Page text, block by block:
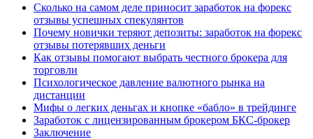
Сколько на самом деле приносит заработок на форекс
отзывы успешных спекулянтов
Почему новички теряют депозиты: заработок на форекс
отзывы потерявших деньги
Как отзывы помогают выбрать честного брокера для
торговли
Психологическое давление валютного рынка на
дистанции
Мифы о легких деньгах и кнопке «бабло» в трейдинге
Заработок с лицензированным брокером БКС-брокер
Заключение